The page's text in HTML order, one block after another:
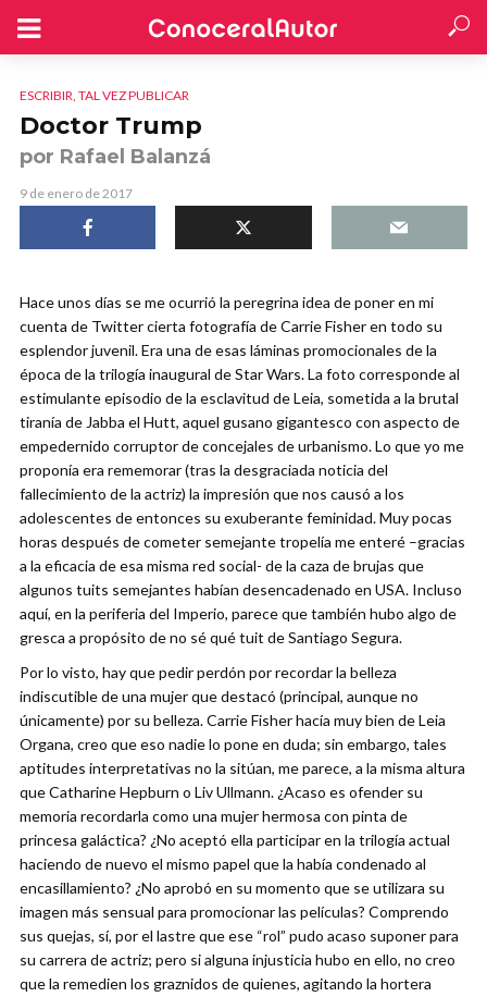
ESCRIBIR, TAL VEZ PUBLICAR
Doctor Trump
por Rafael Balanzá
9 de enero de 2017
Hace unos días se me ocurrió la peregrina idea de poner en mi
cuenta de Twitter cierta fotografía de Carrie Fisher en todo su
esplendor juvenil. Era una de esas láminas promocionales de la
época de la trilogía inaugural de Star Wars. La foto corresponde al
estimulante episodio de la esclavitud de Leia, sometida a la brutal
tiranía de Jabba el Hutt, aquel gusano gigantesco con aspecto de
empedernido corruptor de concejales de urbanismo. Lo que yo me
proponía era rememorar (tras la desgraciada noticia del
fallecimiento de la actriz) la impresión que nos causó a los
adolescentes de entonces su exuberante feminidad. Muy pocas
horas después de cometer semejante tropelía me enteré –gracias
a la eficacia de esa misma red social- de la caza de brujas que
algunos tuits semejantes habían desencadenado en USA. Incluso
aquí, en la periferia del Imperio, parece que también hubo algo de
gresca a propósito de no sé qué tuit de Santiago Segura.
Por lo visto, hay que pedir perdón por recordar la belleza
indiscutible de una mujer que destacó (principal, aunque no
únicamente) por su belleza. Carrie Fisher hacía muy bien de Leia
Organa, creo que eso nadie lo pone en duda; sin embargo, tales
aptitudes interpretativas no la sitúan, me parece, a la misma altura
que Catharine Hepburn o Liv Ullmann. ¿Acaso es ofender su
memoria recordarla como una mujer hermosa con pinta de
princesa galáctica? ¿No aceptó ella participar en la trilogía actual
haciendo de nuevo el mismo papel que la había condenado al
encasillamiento? ¿No aprobó en su momento que se utilizara su
imagen más sensual para promocionar las películas? Comprendo
sus quejas, sí, por el lastre que ese “rol” pudo acaso suponer para
su carrera de actriz; pero si alguna injusticia hubo en ello, no creo
que la remedien los graznidos de quienes, agitando la hortera